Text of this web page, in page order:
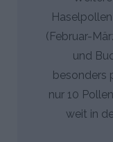
(Februar-
und
besonders
nur 10
weit in